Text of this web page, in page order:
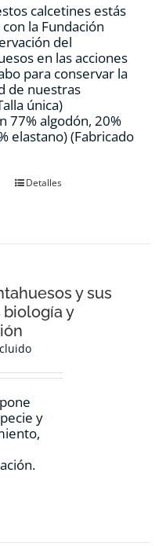
calcetines estás
la Fundación
del
en las acciones
para conservar la
de nuestras
única)
77% algodón, 20%
elastano) (Fabricado
Detalles
y sus
biología y
y